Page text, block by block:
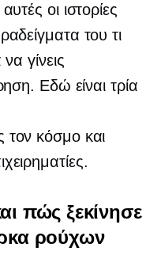
οι ιστορίες
του τι
γίνεις
Εδώ είναι τρία
τον κόσμοκαι
πώς ξεκίνησε
ρούχων